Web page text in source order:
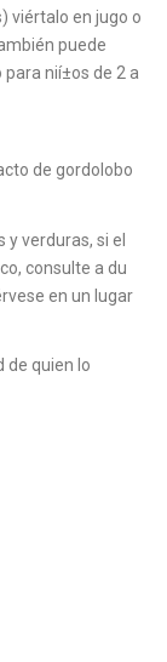
viértalo en jugo o
puede
nií±os de 2 a
de gordolobo
verduras, si el
consulte a du
en un lugar
de quien lo